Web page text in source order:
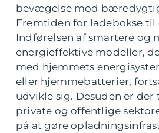
bevægelse mod
Fremtiden for ladebokse til
Indførelsen af smartere og
energieffektive modeller,
med hjemmets
eller hjemmebatterier,
udvikle sig. Desuden er
private og offentlige
på at gøre